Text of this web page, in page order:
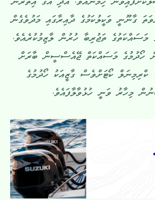
ހިމެނެއެވެ. އަދި އޭގެ އިތުރުން
ގާނޫނީ ވަކީލުކަމުގެ ދާއިރާގައި މަދުވެގެން
މަސައްކަތުގެ ތަޖުރިބާ ހުރުން ލާޒިމުކުރެއެވެ.
ހޯދުމުގެ މަސައްކަތް ޖޭއެސްސީން ބާރަށް
ކްރިމިނަލް ކޯޓަށްވެސް ގާޒީއަކު ހޯދުމުގެ
މިހާރު ވަނީ ހުޅުވާލާފައެވެ.